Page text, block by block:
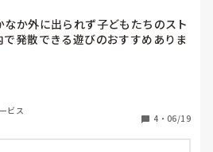
か外に出られず子どもたちのスト
発散できる遊びのおすすめありま
くお願いします。
ビス
4 ・ 06/19